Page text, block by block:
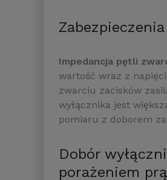
Impedancja pętli
wartość wraz z
zwarciu zacisków
wyłącznika jest
pomiaru z doborem
Dobór
porażeniem